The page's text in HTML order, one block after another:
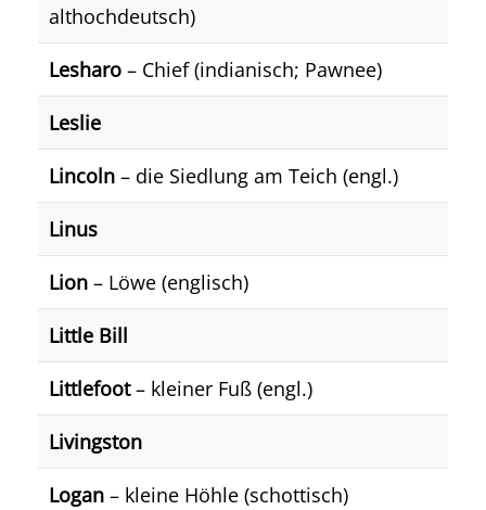
althochdeutsch)
Lesharo – Chief (indianisch; Pawnee)
Leslie
Lincoln – die Siedlung am Teich (engl.)
Linus
Lion – Löwe (englisch)
Little Bill
Littlefoot– kleiner Fuß (engl.)
Livingston
Logan – kleine Höhle (schottisch)